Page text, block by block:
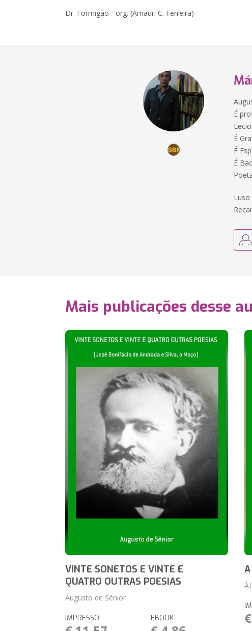
Dr. Formigão - org. (Amauri C. Ferreira)
É
É
É
É
Mais publicações desse
VINTE SONETOS E VINTE E
QUATRO OUTRAS POESIAS
Augusto de Sênior
IMPRESSO EBOOK